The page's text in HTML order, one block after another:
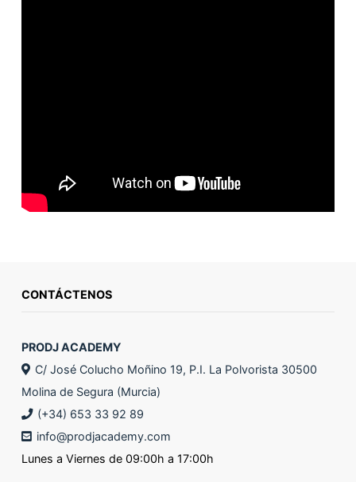
CONTÁCTENOS
PRODJ ACADEMY
C/ José Colucho Moñino 19, P.I. La Polvorista 30500
Molina de Segura (Murcia)
(+34) 653 33 92 89
info@prodjacademy.com
Lunes a Viernes de 09:00h a 17:00h